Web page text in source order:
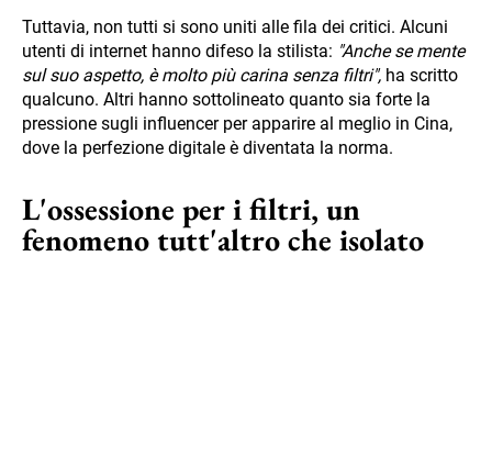
Tuttavia, non tutti si sono uniti alle fila dei critici. Alcuni
utenti di internet hanno difeso la stilista: "Anche se mente
sul suo aspetto, è molto più carina senza filtri", ha scritto
qualcuno. Altri hanno sottolineato quanto sia forte la
pressione sugli influencer per apparire al meglio in Cina,
dove la perfezione digitale è diventata la norma.
L'ossessione per i filtri, un
fenomeno tutt'altro che isolato